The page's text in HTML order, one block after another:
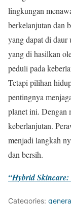
lingkungan
berkelanjutan dan
yang dapat di daur
yang di hasilkan
peduli pada
Tetapi pilihan
pentingnya
planet ini. Dengan
keberlanjutan.
menjadi langkah
dan bersih.
“Hybrid
Categories: